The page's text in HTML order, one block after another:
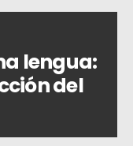
lengua:
del